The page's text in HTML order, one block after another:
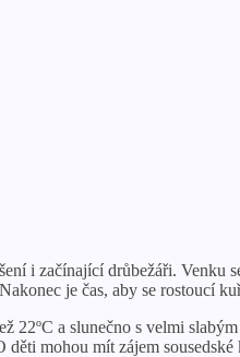
i začínající drůbežáři. Venku
je čas, aby se rostoucí
22ºC a slunečno s velmi
děti mohou mít zájem